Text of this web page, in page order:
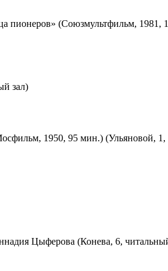
(Союзмультфильм, 1981,
зал)
1950, 95 мин.) (Ульяновой,
Цыферова (Конева, 6,